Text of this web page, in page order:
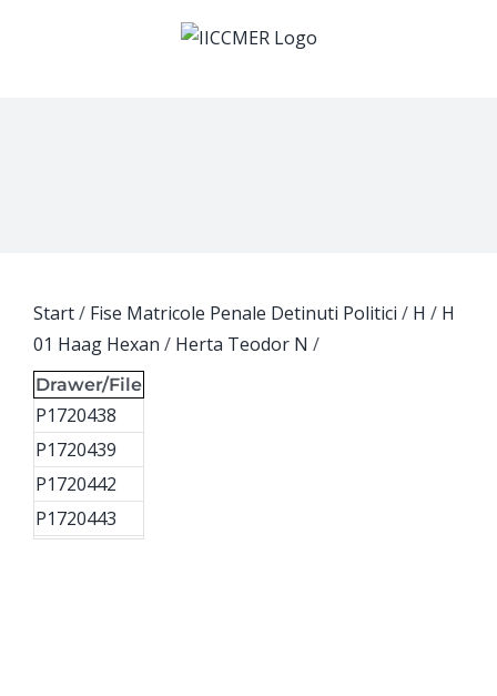
Start/ Fise Matricole Penale Detinuti Politici / H / H
01 Haag Hexan / Herta Teodor N /
Drawer/File
P1720438
P1720439
P1720442
P1720443